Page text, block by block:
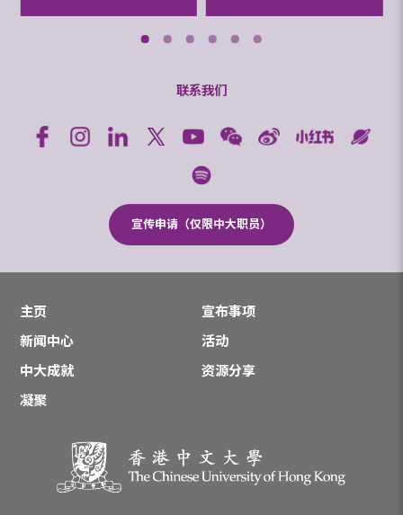
联系我们
宣传申请（仅限中大职员）
主页
宣布事项
新闻中心
活动
中大成就
资源分享
凝聚